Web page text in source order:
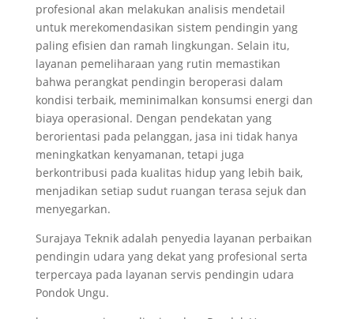
profesional akan melakukan analisis mendetail
untuk merekomendasikan sistem pendingin yang
paling efisien dan ramah lingkungan. Selain itu,
layanan pemeliharaan yang rutin memastikan
bahwa perangkat pendingin beroperasi dalam
kondisi terbaik, meminimalkan konsumsi energi dan
biaya operasional. Dengan pendekatan yang
berorientasi pada pelanggan, jasa ini tidak hanya
meningkatkan kenyamanan, tetapi juga
berkontribusi pada kualitas hidup yang lebih baik,
menjadikan setiap sudut ruangan terasa sejuk dan
menyegarkan.
Surajaya Teknik adalah penyedia layanan perbaikan
pendingin udara yang dekat yang profesional serta
terpercaya pada layanan servis pendingin udara
Pondok Ungu.